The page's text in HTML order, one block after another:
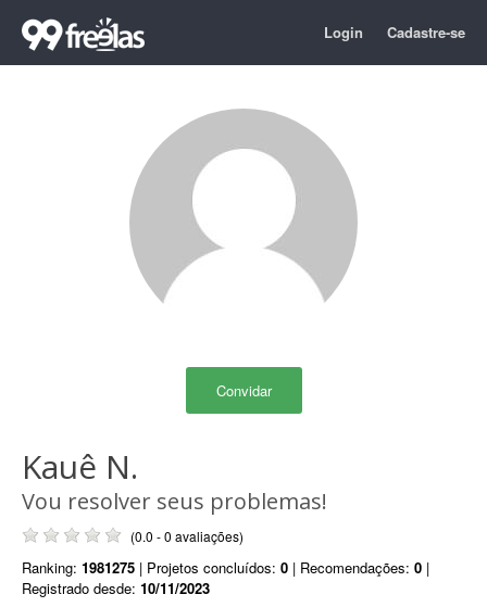
Login Cadastre-se
Convidar
Kauê N.
Vou resolver seus problemas!
(0.0 - 0 avaliações)
Ranking: 1981275 | Projetos concluídos: 0 | Recomendações: 0 |
Registrado desde: 10/11/2023